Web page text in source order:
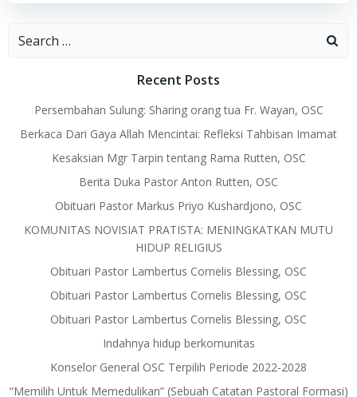
Search
Recent Posts
Persembahan Sulung: Sharing orang tua Fr. Wayan, OSC
Berkaca Dari Gaya Allah Mencintai: Refleksi Tahbisan Imamat
Kesaksian Mgr Tarpin tentang Rama Rutten, OSC
Berita Duka Pastor Anton Rutten, OSC
Obituari Pastor Markus Priyo Kushardjono, OSC
KOMUNITAS NOVISIAT PRATISTA: MENINGKATKAN MUTU
HIDUP RELIGIUS
Obituari Pastor Lambertus Cornelis Blessing, OSC
Obituari Pastor Lambertus Cornelis Blessing, OSC
Obituari Pastor Lambertus Cornelis Blessing, OSC
Indahnya hidup berkomunitas
Konselor General OSC Terpilih Periode 2022-2028
“Memilih Untuk Memedulikan” (Sebuah Catatan Pastoral Formasi)